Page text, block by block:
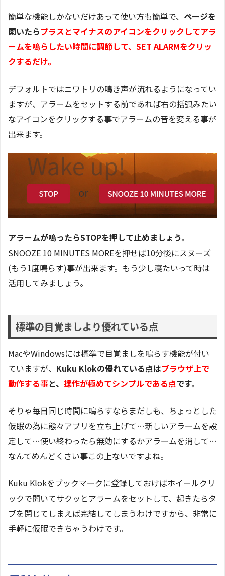
簡単な機能しかないだけあって使い方も簡単で、 ページを
開いたらプラスとマイナスのアイコンをクリックしてアラ
ームを鳴らしたい時間に調節して、SET ALARMをクリッ
クするだけ。
デフォルトではニワトリの鳴き声が流れるようになってい
ますが、アラームをセットする前であれば右の括弧みたい
なアイコンをクリックする事でアラームの音を変える事が
出来ます。
アラームが鳴ったらSTOPを押して止めましょう。
SNOOZE 10 MINUTES MOREを押せば10分後にスヌーズ
(もう1度鳴らす)事が出来ます。もう少し寝たいって時は
活用してみましょう。
標準の目覚ましより優れている点
MacやWindowsには標準で目覚ましを鳴らす機能が付い
ていますが、 Kuku Klokの優れている点はブラウザ上で
動作する事と、 操作が極めてシンプルである点です。
そりゃ毎日同じ時間に鳴らすならまだしも、ちょっとした
仮眠の為に態々アプリを立ち上げて…新しいアラームを設
定して…使い終わったら無効にするかアラームを消して…
なんてめんどくさい事この上ないですよね。
Kuku Klokをブックマークに登録しておけばホイールクリ
ックで開いてサクッとアラームをセットして、起きたらタ
ブを閉じてしまえば完結してしまうわけですから、非常に
手軽に仮眠できちゃうわけです。